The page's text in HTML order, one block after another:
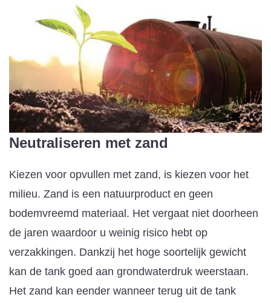
Neutraliseren met zand
Kiezen voor opvullen met zand, is kiezen voor het
milieu. Zand is een natuurproduct en geen
bodemvreemd materiaal. Het vergaat niet doorheen
de jaren waardoor u weinig risico hebt op
verzakkingen. Dankzij het hoge soortelijk gewicht
kan de tank goed aan grondwaterdruk weerstaan.
Het zand kan eender wanneer terug uit de tank